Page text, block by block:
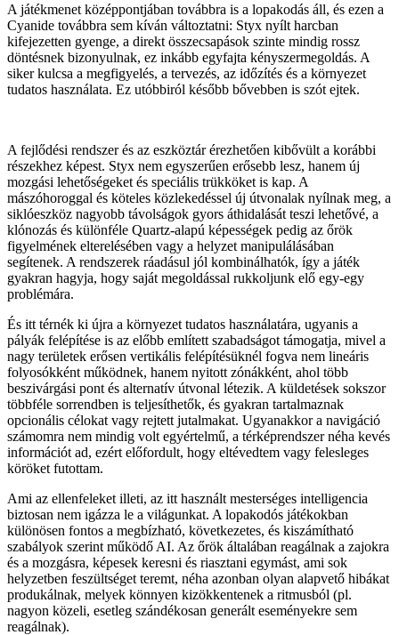
A játékmenet középpontjában továbbra is a lopakodás áll, és ezen a
Cyanide továbbra sem kíván változtatni: Styx nyílt harcban
kifejezetten gyenge, a direkt összecsapások szinte mindig rossz
döntésnek bizonyulnak, ez inkább egyfajta kényszermegoldás. A
siker kulcsa a megfigyelés, a tervezés, az időzítés és a környezet
tudatos használata. Ez utóbbiról később bővebben is szót ejtek.
A fejlődési rendszer és az eszköztár érezhetően kibővült a korábbi
részekhez képest. Styx nem egyszerűen erősebb lesz, hanem új
mozgási lehetőségeket és speciális trükköket is kap. A
mászóhoroggal és köteles közlekedéssel új útvonalak nyílnak meg, a
siklóeszköz nagyobb távolságok gyors áthidalását teszi lehetővé, a
klónozás és különféle Quartz-alapú képességek pedig az őrök
figyelmének elterelésében vagy a helyzet manipulálásában
segítenek. A rendszerek ráadásul jól kombinálhatók, így a játék
gyakran hagyja, hogy saját megoldással rukkoljunk elő egy-egy
problémára.
És itt térnék ki újra a környezet tudatos használatára, ugyanis a
pályák felépítése is az előbb említett szabadságot támogatja, mivel a
nagy területek erősen vertikális felépítésüknél fogva nem lineáris
folyosókként működnek, hanem nyitott zónákként, ahol több
beszivárgási pont és alternatív útvonal létezik. A küldetések sokszor
többféle sorrendben is teljesíthetők, és gyakran tartalmaznak
opcionális célokat vagy rejtett jutalmakat. Ugyanakkor a navigáció
számomra nem mindig volt egyértelmű, a térképrendszer néha kevés
információt ad, ezért előfordult, hogy eltévedtem vagy felesleges
köröket futottam.
Ami az ellenfeleket illeti, az itt használt mesterséges intelligencia
biztosan nem igázza le a világunkat. A lopakodós játékokban
különösen fontos a megbízható, következetes, és kiszámítható
szabályok szerint működő AI. Az őrök általában reagálnak a zajokra
és a mozgásra, képesek keresni és riasztani egymást, ami sok
helyzetben feszültséget teremt, néha azonban olyan alapvető hibákat
produkálnak, melyek könnyen kizökkentenek a ritmusból (pl.
nagyon közeli, esetleg szándékosan generált eseményekre sem
reagálnak).